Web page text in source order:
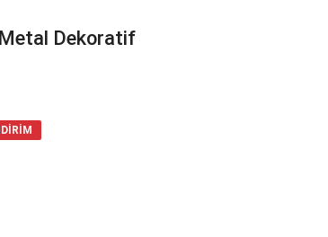
Dekoratif